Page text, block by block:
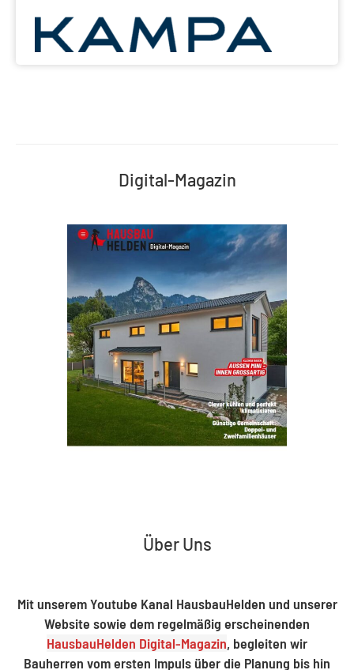
Digital-Magazin
Über Uns
Mit unserem Youtube Kanal HausbauHelden und unserer
Website sowie dem regelmäßig erscheinenden
HausbauHelden Digital-Magazin, begleiten wir
Bauherren vom ersten Impuls über die Planung bis hin